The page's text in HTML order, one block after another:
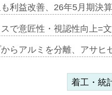
利益改善、26年5月期決
で意匠性・視認性向上=
らアルミを分離、アサ
着工・統